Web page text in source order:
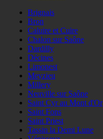
Brignais
Bron
Caluire et Cuire
Chalon sur Saône
Dardilly
Décines
Limonest
Meyzieu
Millery
Neuville sur Saône
Saint Cyr au Mont d'Or
Saint Fons
Saint Priest
Tassin la Demi Lune